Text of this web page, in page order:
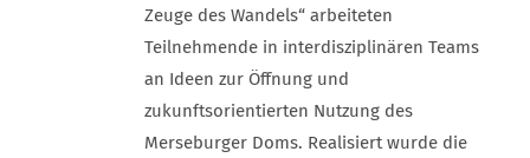
Zeuge des Wandels“ arbeiteten
Teilnehmende in interdisziplinären Teams
an Ideen zur Öffnung und
zukunftsorientierten Nutzung des
Merseburger Doms. Realisiert wurde die